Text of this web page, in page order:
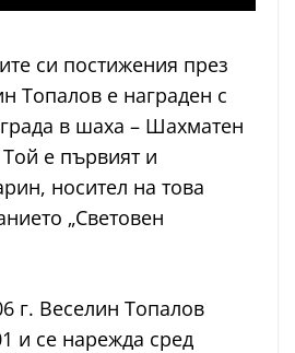
си постижения през
Топалов е награден с
в шаха – Шахматен
е първият и
носител на това
„Световен
г. Веселин Топалов
и се нарежда сред